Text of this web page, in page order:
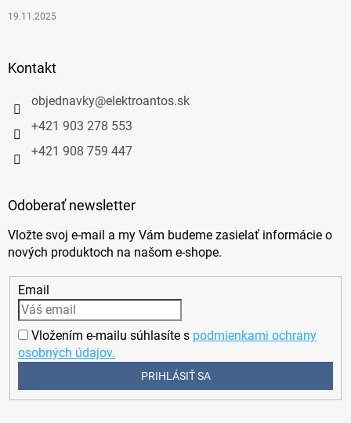
19.11.2025
Kontakt
objednavky@elektroantos.sk
+421 903 278 553
+421 908 759 447
Odoberať newsletter
Vložte svoj e-mail a my Vám budeme zasielať informácie o
nových produktoch na našom e-shope.
Email
Vložením e-mailu súhlasíte s podmienkami ochrany
osobných údajov.
PRIHLÁSIŤ SA